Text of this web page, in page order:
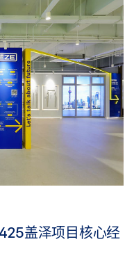
盖泽项目核心经